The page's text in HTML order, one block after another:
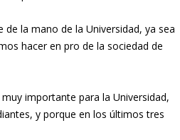
la mano de la Universidad, ya sea
hacer en pro de la sociedad de
importante para la Universidad,
y porque en los últimos tres